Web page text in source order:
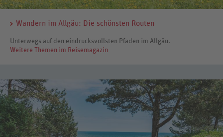
Wandern im Allgäu: Die schönsten Routen
Unterwegs auf den eindrucksvollsten Pfaden im Allgäu.
Weitere Themen im Reisemagazin